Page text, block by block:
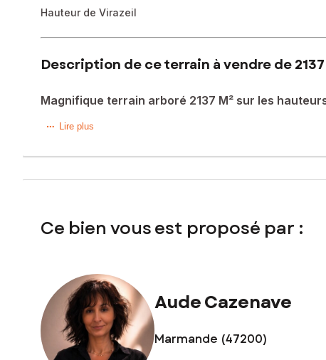
Hauteur de Virazeil
Description de ce terrain à vendre de 2137
Magnifique terrain arboré 2137 M² sur les
Situé dans la charmante ville de Virazeil (47200), ce
vie paisible tout en restant connectés aux services
D'une surface de 2137 m², ce terrain arboré offre un
Les informations sur les risques auxquels ce bien est
Prix de vente hors honoraires d'agence : 58 500 €
Honoraires : 11,11 % TTC de la valeur du bien hors honoraires
Contactez votre conseiller SAFTI : Aude CAZENAVE, Tél. :
Lire plus
Ce bien vous est proposé par :
Aude Cazenave
Marmande (47200)